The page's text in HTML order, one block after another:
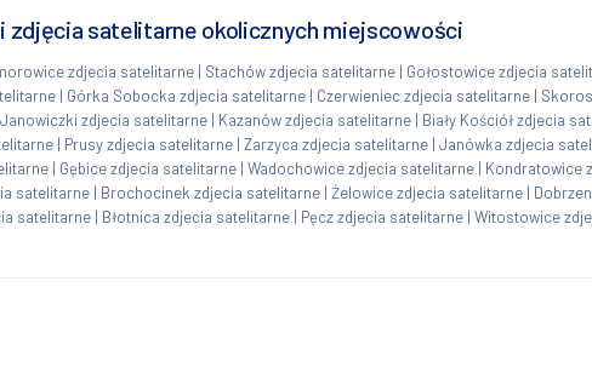
zdjęcia satelitarne okolicznych miejscowości
zdjecia satelitarne | Stachów zdjecia satelitarne | Gołostowice zdjecia
| Górka Sobocka zdjecia satelitarne | Czerwieniec zdjecia satelitarne |
Janowiczki zdjecia satelitarne | Kazanów zdjecia satelitarne | Biały Kościół zdjecia
| Prusy zdjecia satelitarne | Zarzyca zdjecia satelitarne | Janówka zdjecia
| Gębice zdjecia satelitarne | Wadochowice zdjecia satelitarne | Kondratowice
satelitarne | Brochocinek zdjecia satelitarne | Żelowice zdjecia satelitarne |
satelitarne | Błotnica zdjecia satelitarne | Pęcz zdjecia satelitarne | Witostowice